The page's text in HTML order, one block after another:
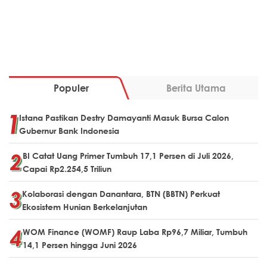
Populer Berita Utama
Istana Pastikan Destry Damayanti Masuk Bursa Calon
Gubernur Bank Indonesia
BI Catat Uang Primer Tumbuh 17,1 Persen di Juli 2026,
Capai Rp2.254,5 Triliun
Kolaborasi dengan Danantara, BTN (BBTN) Perkuat
Ekosistem Hunian Berkelanjutan
WOM Finance (WOMF) Raup Laba Rp96,7 Miliar, Tumbuh
14,1 Persen hingga Juni 2026